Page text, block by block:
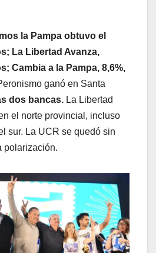
la Pampa obtuvo el
La Libertad Avanza,
Cambia a la Pampa, 8,6%,
ganó en Santa
dos bancas. La Libertad
el norte provincial, incluso
sur. La UCR se quedó sin
polarización.